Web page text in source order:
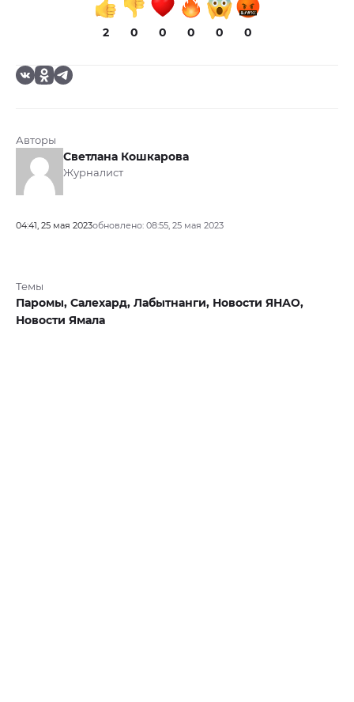
2 0 0 0 0 0
Авторы
Светлана Кошкарова
Журналист
04:41, 25 мая 2023обновлено: 08:55, 25 мая 2023
Темы
Паромы, Салехард, Лабытнанги, Новости ЯНАО,
Новости Ямала